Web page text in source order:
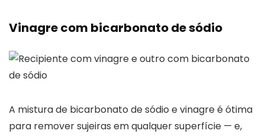
Vinagre com bicarbonato de sódio
A mistura de bicarbonato de sódio e vinagre é ótima
para remover sujeiras em qualquer superfície — e,